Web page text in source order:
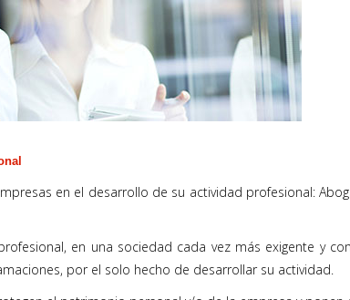
en el desarrollo de su actividad profesional:
en una sociedad cada vez más exigente y
por el solo hecho de desarrollar su actividad.